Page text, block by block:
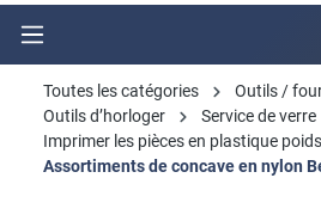
Toutes les catégories
Outils /
Outils d’horloger
Service de verre
Imprimer les pièces en plastique
Assortiments de concave en nylon